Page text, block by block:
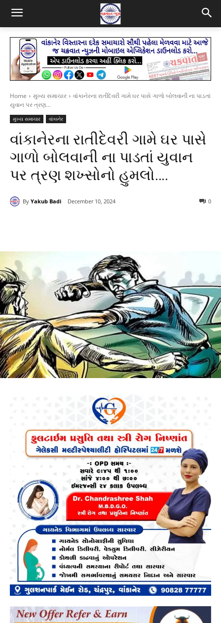
Home મુખ્ય સમાચાર
વાંકાનેરના રાતીદેવરી ગામે ઘર પાસે ગાળો બોલવાની ના પાડતાં
યુવાન પર ત્રણ...
મુખ્ય સમાચાર વાંકાનેર
વાંકાનેરના રાતીદેવરી ગામે ઘર પાસે
ગાળો બોલવાની ના પાડતાં યુવાન
પર ત્રણ શખ્સોનો હુમલો….
By Yakub Badi December 10, 2024 0